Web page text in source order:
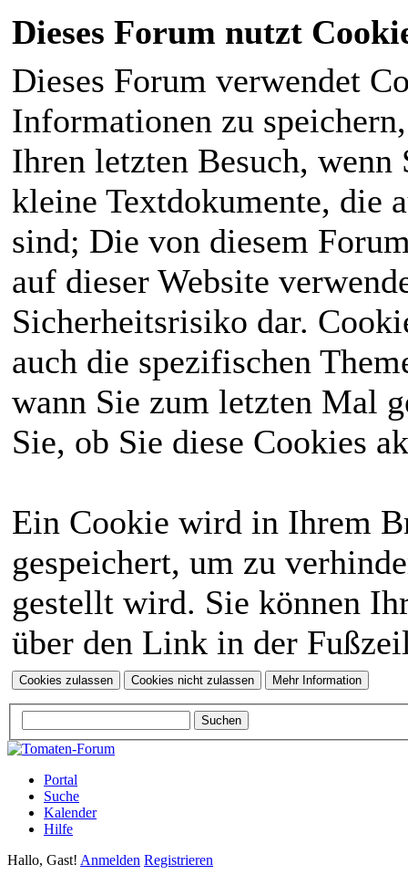
Dieses Forum nutzt
Dieses Forum verwendet
Informationen zu
Ihren letzten Besuch,
kleine Textdokumente, die
sind; Die von diesem
auf dieser Website
Sicherheitsrisiko dar.
auch die spezifischen
wann Sie zum letzten Mal
Sie, ob Sie diese Cookies
Ein Cookie wird in Ihrem
gespeichert, um zu
gestellt wird. Sie können
über den Link in der
Portal
Suche
Kalender
Hilfe
Hallo, Gast! Anmelden Registrieren